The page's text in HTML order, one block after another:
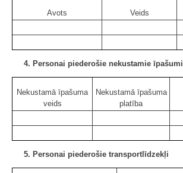
Avots Veids
4. Personai piederošie nekustamie īpašumi
Nekustamā īpašuma
veids
Nekustamā īpašuma
platība
5. Personai piederošie transportlīdzekļi